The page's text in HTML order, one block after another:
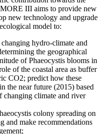
III aims to provide new
new technology and upgrade
model to:
hydro-climate and
the geographical
of Phaeocystis blooms in
of the coastal area as buffer
CO2; predict how these
the near future (2015) based
changing climate and river
colony spreading on
and make recommendations